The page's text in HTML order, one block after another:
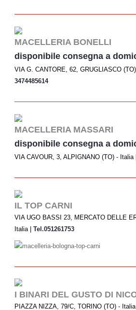
MACELLERIA BONELLI
disponibile consegna a
VIA G. CANTORE, 62, GRUGLIASCO (TO)
3474485614
MACELLERIA MASSARI
disponibile consegna a
VIA CAVOUR, 3, ALPIGNANO (TO) - Italia |
IL TOP CARNI
VIA UGO BASSI 23, MERCATO DELLE
Italia |
Tel.051261753
I BINARI DEL GUSTO DI
PIAZZA NIZZA, 79/C, TORINO (TO) -